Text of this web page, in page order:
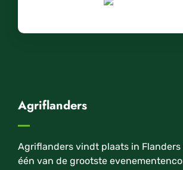
Agriflanders
Agriflanders vindt plaats in Flanders
één van de grootste